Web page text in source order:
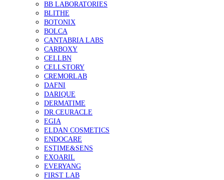
BB LABORATORIES
BLITHE
BOTONIX
BOLCA
CANTABRIA LABS
CARBOXY
CELLBN
CELLSTORY
CREMORLAB
DAFNI
DARIQUE
DERMATIME
DR.CEURACLE
EGIA
ELDAN COSMETICS
ENDOCARE
ESTIME&SENS
EXOARIL
EVERYANG
FIRST LAB